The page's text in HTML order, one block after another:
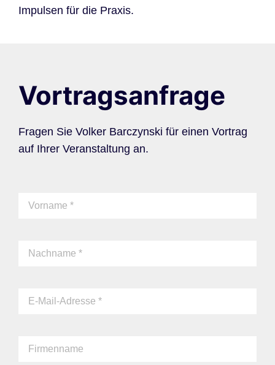
Impulsen für die Praxis.
Vortragsanfrage
Fragen Sie Volker Barczynski für einen Vortrag
auf Ihrer Veranstaltung an.